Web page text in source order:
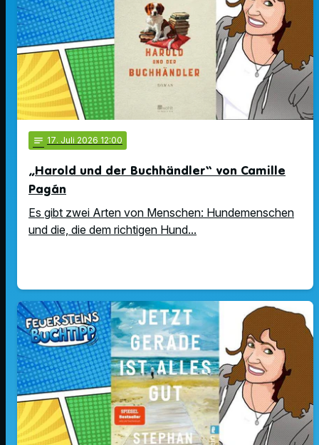
notes 17. Juli 2026 12:00
„Harold und der Buchhändler“ von Camille
Pagán
Es gibt zwei Arten von Menschen: Hundemenschen
und die, die dem richtigen Hund...